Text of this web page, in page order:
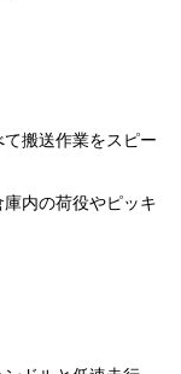
搬送作業をスピー
内の荷役やピッキ